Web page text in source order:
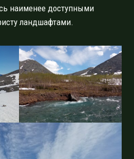
наименее доступными
ландшафтами.